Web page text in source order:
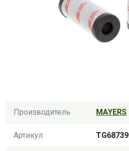
Производитель MAYERS
Артикул TG68739